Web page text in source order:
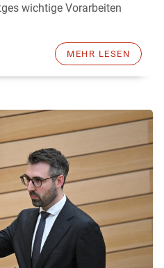
wichtige Vorarbeiten
MEHR LESEN